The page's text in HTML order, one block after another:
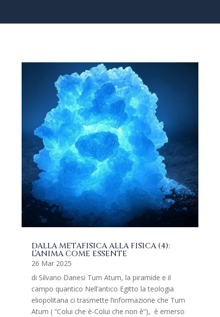
DALLA METAFISICA ALLA FISICA (4):
L’ANIMA COME ESSENTE
26 Mar 2025
di Silvano Danesi Tum Atum, la piramide e il
campo quantico Nell’antico Egitto la teologia
eliopolitana ci trasmette l’informazione che Tum
Atum ( “Colui che è-Colui che non è”), è emerso